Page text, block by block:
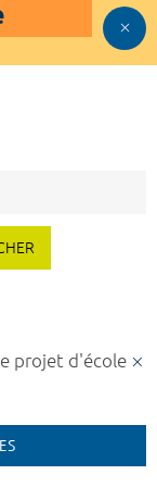
projet d'école